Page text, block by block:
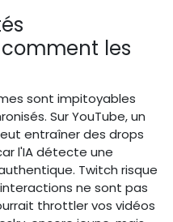
les
sont impitoyables
Sur YouTube, un
entraîner des drops
l'IA détecte une
Twitch risque
ne sont pas
throttler vos vidéos